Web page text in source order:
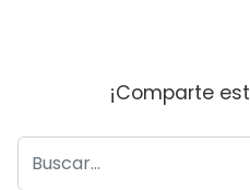
¡Comparte
Buscar: